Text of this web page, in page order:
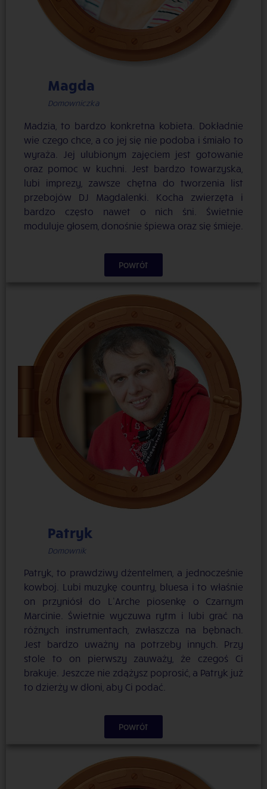
Magda
Domowniczka
Madzia, to bardzo konkretna kobieta. Dokładnie
wie czego chce, a co jej się nie podoba i śmiało to
wyraża. Jej ulubionym zajęciem jest gotowanie
oraz pomoc w kuchni. Jest bardzo towarzyska,
lubi imprezy, zawsze chętna do tworzenia list
przebojów DJ Magdalenki. Kocha zwierzęta i
bardzo często nawet o nich śni. Świetnie
moduluje głosem, donośnie śpiewa oraz się śmieje.
Powrót
Patryk
Domownik
Patryk, to prawdziwy dżentelmen, a jednocześnie
kowboj. Lubi muzykę country, bluesa i to właśnie
on przyniósł do L’Arche piosenkę o Czarnym
Marcinie. Świetnie wyczuwa rytm i lubi grać na
różnych instrumentach, zwłaszcza na bębnach.
Jest bardzo uważny na potrzeby innych. Przy
stole to on pierwszy zauważy, że czegoś Ci
brakuje. Jeszcze nie zdążysz poprosić, a Patryk już
to dzierży w dłoni, aby Ci podać.
Powrót